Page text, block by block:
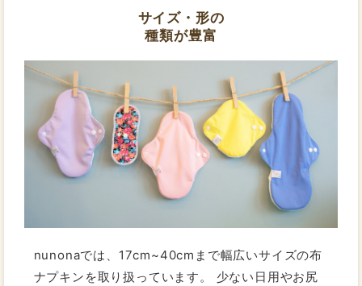
サイズ・形の
種類が豊富
nunonaでは、17cm~40cmまで幅広いサイズの布
ナプキンを取り扱っています。 少ない日用やお尻